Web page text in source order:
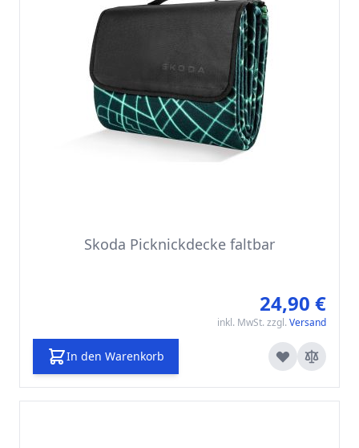
Skoda Picknickdecke faltbar
24,90 €
inkl. MwSt. zzgl. Versand
In den Warenkorb